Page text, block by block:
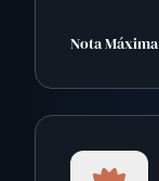
Nota